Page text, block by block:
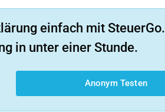
einfach mit SteuerGo.
in unter einer Stunde.
Anonym Testen